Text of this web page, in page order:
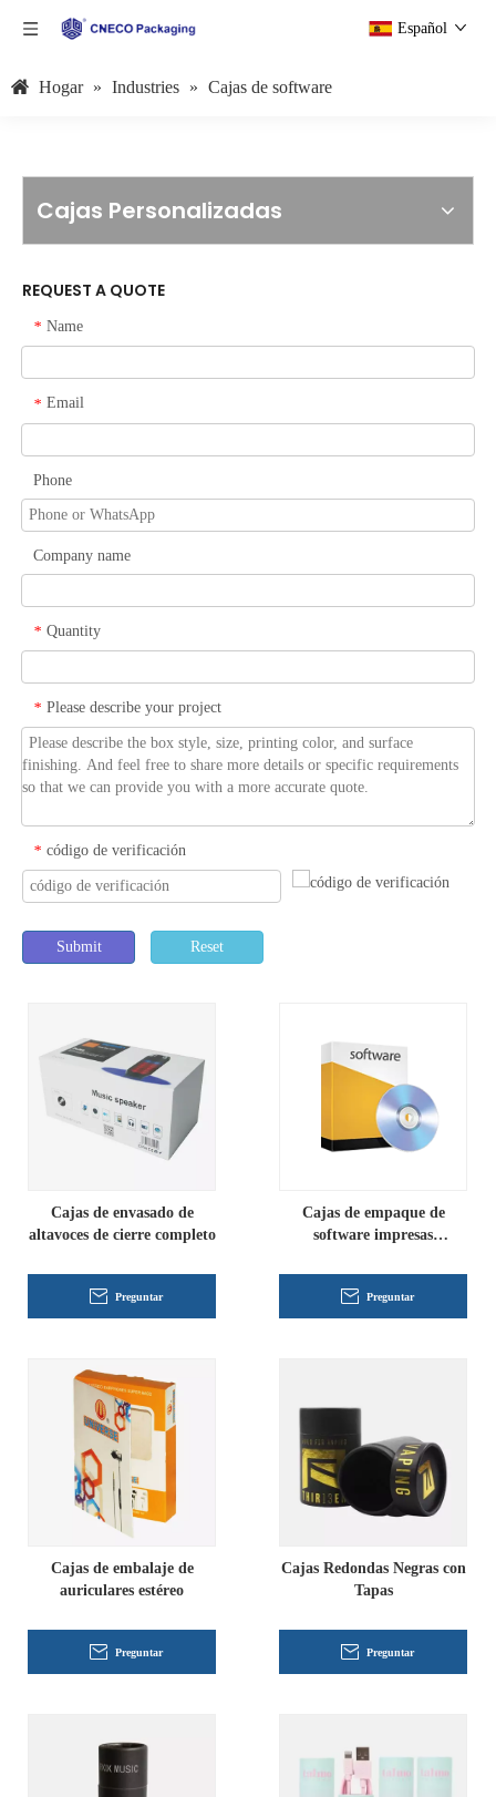
Español
Hogar » Industries » Cajas de software
Cajas Personalizadas
REQUEST A QUOTE
* Name
* Email
Phone
Company name
* Quantity
* Please describe your project
* código de verificación
Submit Reset
Cajas de envasado de
altavoces de cierre completo
Preguntar
Cajas de empaque de
software impresas
Preguntar
Cajas de embalaje de
auriculares estéreo
Preguntar
Cajas Redondas Negras con
Tapas
Preguntar